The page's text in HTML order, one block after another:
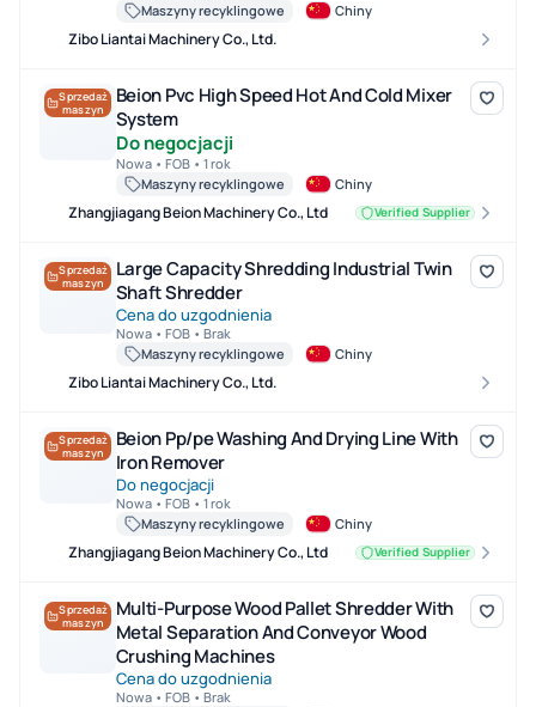
Maszyny recyklingowe
Chiny
Zibo Liantai Machinery Co., Ltd.
Beion Pvc High Speed Hot And Cold Mixer System
Sprzedaż
maszyn
Beion Pvc High Speed Hot And Cold Mixer
System
Do negocjacji
Nowa • FOB • 1 rok
Maszyny recyklingowe
Chiny
Zhangjiagang Beion Machinery Co., Ltd Verified Supplier
Large Capacity Shredding Industrial Twin Shaft Shredder
Sprzedaż
maszyn
Large Capacity Shredding Industrial Twin
Shaft Shredder
Cena do uzgodnienia
Nowa • FOB • Brak
Maszyny recyklingowe
Chiny
Zibo Liantai Machinery Co., Ltd.
Beion Pp/pe Washing And Drying Line With Iron Remover
Sprzedaż
maszyn
Beion Pp/pe Washing And Drying Line With
Iron Remover
Do negocjacji
Nowa • FOB • 1 rok
Maszyny recyklingowe
Chiny
Zhangjiagang Beion Machinery Co., Ltd Verified Supplier
Multi-Purpose Wood Pallet Shredder With Metal Separation And
Sprzedaż
maszyn
Multi-Purpose Wood Pallet Shredder With
Metal Separation And Conveyor Wood
Crushing Machines
Cena do uzgodnienia
Nowa • FOB • Brak